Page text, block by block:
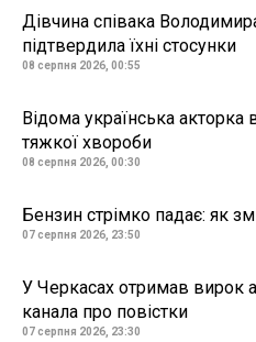
Дівчина співака
підтвердила їхні стосунки
08 серпня 2026, 00:55
Відома українська акторка
тяжкої хвороби
08 серпня 2026, 00:30
Бензин стрімко падає: як
07 серпня 2026, 23:50
У Черкасах отримав вирок
канала про повістки
07 серпня 2026, 23:30